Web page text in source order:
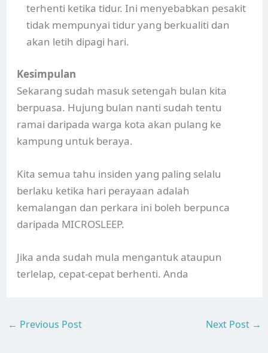
terhenti ketika tidur. Ini menyebabkan pesakit
tidak mempunyai tidur yang berkualiti dan
akan letih dipagi hari.
Kesimpulan
Sekarang sudah masuk setengah bulan kita
berpuasa. Hujung bulan nanti sudah tentu
ramai daripada warga kota akan pulang ke
kampung untuk beraya.
Kita semua tahu insiden yang paling selalu
berlaku ketika hari perayaan adalah
kemalangan dan perkara ini boleh berpunca
daripada MICROSLEEP.
Jika anda sudah mula mengantuk ataupun
terlelap, cepat-cepat berhenti. Anda
← Previous Post Next Post →